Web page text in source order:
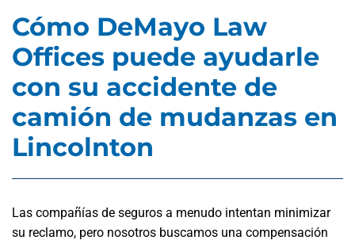
Cómo DeMayo Law
Offices puede ayudarle
con su accidente de
camión de mudanzas en
Lincolnton
Las compañías de seguros a menudo intentan minimizar
su reclamo, pero nosotros buscamos una compensación